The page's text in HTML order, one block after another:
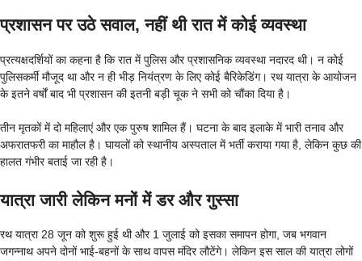
प्रशासन पर उठे सवाल, नहीं थी रात में कोई व्यवस्था
प्रत्यक्षदर्शियों का कहना है कि रात में पुलिस और प्रशासनिक व्यवस्था नदारद थी। न कोई
पुलिसकर्मी मौजूद था और न ही भीड़ नियंत्रण के लिए कोई बैरिकेडिंग। रथ यात्रा के आयोजन
के इतने वर्षों बाद भी प्रशासन की इतनी बड़ी चूक ने सभी को चौंका दिया है।
तीन मृतकों में दो महिलाएं और एक पुरुष शामिल हैं। घटना के बाद इलाके में भारी तनाव और
अफरातफरी का माहौल है। घायलों को स्थानीय अस्पताल में भर्ती कराया गया है, लेकिन कुछ की
हालत गंभीर बताई जा रही है।
यात्रा जारी लेकिन मनों में डर और गुस्सा
रथ यात्रा 28 जून को शुरू हुई थी और 1 जुलाई को इसका समापन होगा, जब भगवान
जगन्नाथ अपने दोनों भाई-बहनों के साथ वापस मंदिर लौटेंगे। लेकिन इस साल की यात्रा लोगों